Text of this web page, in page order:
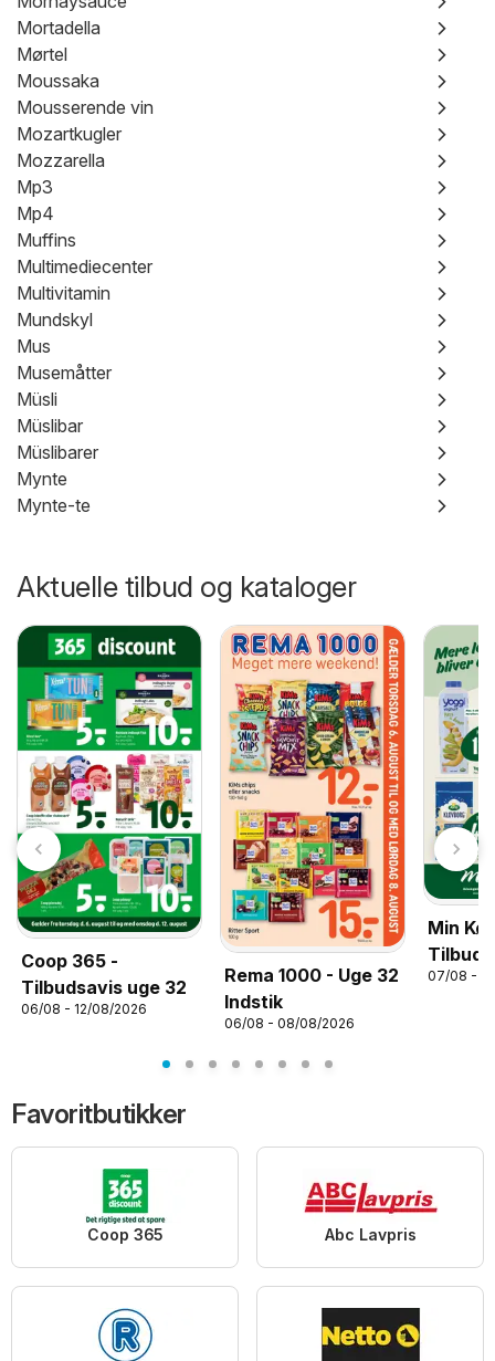
Mortadella
Mørtel
Moussaka
Mousserende vin
Mozartkugler
Mozzarella
Mp3
Mp4
Muffins
Multimediecenter
Multivitamin
Mundskyl
Mus
Musemåtter
Müsli
Müslibar
Müslibarer
Mynte
Mynte-te
Aktuelle tilbud og kataloger
Coop 365 -
Tilbudsavis uge 32
06/08 - 12/08/2026
Rema 1000 - Uge 32
Indstik
06/08 - 08/08/2026
Min
07/08 -
Favoritbutikker
Coop 365 Abc Lavpris